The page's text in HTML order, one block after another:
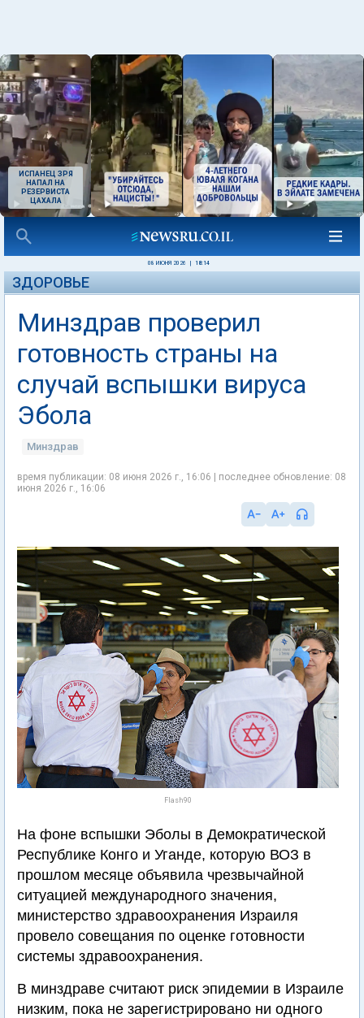
ИСПАНЕЦ ЗРЯ
НАПАЛ НА
РЕЗЕРВИСТА
ЦАХАЛА
08 ИЮНЯ 2026 18:14
ЗДОРОВЬЕ
Минздрав проверил
готовность страны на
случай вспышки вируса
Эбола
Минздрав
время публикации: 08 июня 2026 г., 16:06 | последнее обновление: 08
июня 2026 г., 16:06
Flash90
На фоне вспышки Эболы в Демократической
Республике Конго и Уганде, которую ВОЗ в
прошлом месяце объявила чрезвычайной
ситуацией международного значения,
министерство здравоохранения Израиля
провело совещания по оценке готовности
системы здравоохранения.
В минздраве считают риск эпидемии в Израиле
низким, пока не зарегистрировано ни одного